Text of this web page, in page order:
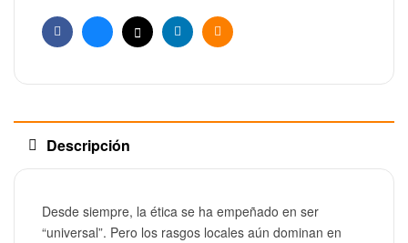
FacebookBlueskyX LinkedinEmail
Descripción
Desde siempre, la ética se ha empeñado en ser
“universal”. Pero los rasgos locales aún dominan en